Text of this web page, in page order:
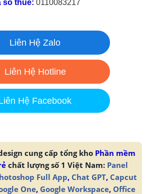
số thuế: 0110083217
Liên Hệ Zalo
Liên Hệ Hotline
Hệ Facebook
cung cấp tổng kho Phần mềm
chất lượng số 1 Việt Nam: Panel
Full App, Chat GPT, Capcut
One, Google Workspace, Office